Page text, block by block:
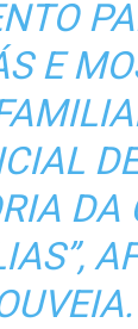
E
DA